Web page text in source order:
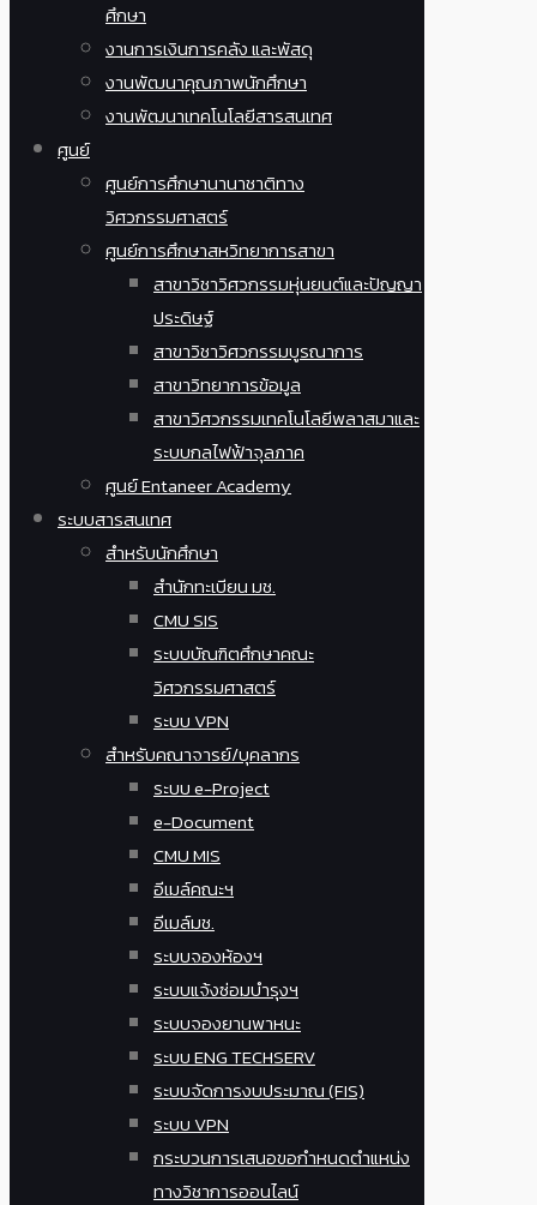
ศึกษา
งานการเงินการคลัง และพัสดุ
งานพัฒนาคุณภาพนักศึกษา
งานพัฒนาเทคโนโลยีสารสนเทศ
ศูนย์
ศูนย์การศึกษานานาชาติทาง
วิศวกรรมศาสตร์
ศูนย์การศึกษาสหวิทยาการสาขา
สาขาวิชาวิศวกรรมหุ่นยนต์และปัญญา
ประดิษฐ์
สาขาวิชาวิศวกรรมบูรณาการ
สาขาวิทยาการข้อมูล
สาขาวิศวกรรมเทคโนโลยีพลาสมาและ
ระบบกลไฟฟ้าจุลภาค
ศูนย์ Entaneer Academy
ระบบสารสนเทศ
สำหรับนักศึกษา
สำนักทะเบียน มช.
CMU SIS
ระบบบัณฑิตศึกษาคณะ
วิศวกรรมศาสตร์
ระบบ VPN
สำหรับคณาจารย์/บุคลากร
ระบบ e-Project
e-Document
CMU MIS
อีเมล์คณะฯ
อีเมล์มช.
ระบบจองห้องฯ
ระบบแจ้งซ่อมบำรุงฯ
ระบบจองยานพาหนะ
ระบบ ENG TECHSERV
ระบบจัดการงบประมาณ (FIS)
ระบบ VPN
กระบวนการเสนอขอกำหนดตำแหน่ง
ทางวิชาการออนไลน์